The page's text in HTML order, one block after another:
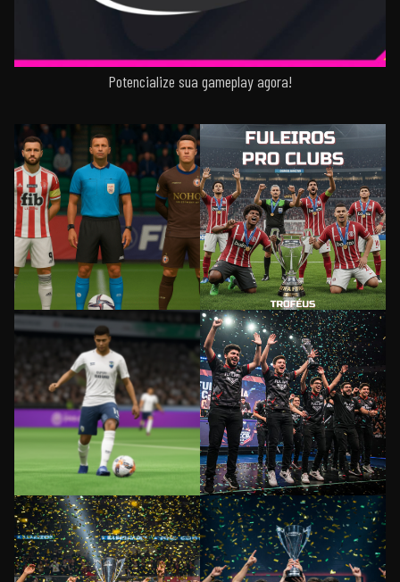
Potencialize sua gameplay agora!